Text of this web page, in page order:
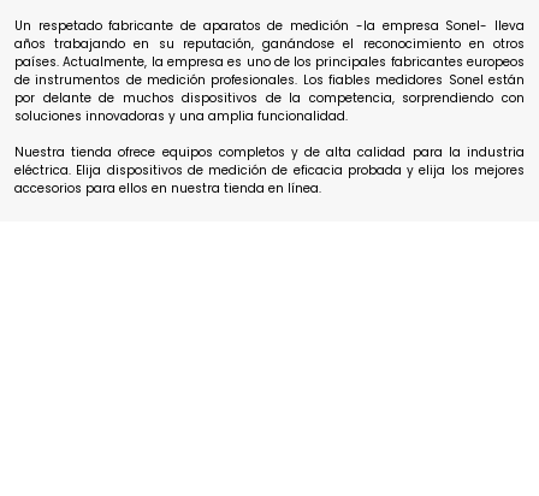
Un respetado fabricante de aparatos de medición -la empresa Sonel- lleva
años trabajando en su reputación, ganándose el reconocimiento en otros
países. Actualmente, la empresa es uno de los principales fabricantes europeos
de instrumentos de medición profesionales. Los fiables medidores Sonel están
por delante de muchos dispositivos de la competencia, sorprendiendo con
soluciones innovadoras y una amplia funcionalidad.
Nuestra tienda ofrece equipos completos y de alta calidad para la industria
eléctrica. Elija dispositivos de medición de eficacia probada y elija los mejores
accesorios para ellos en nuestra tienda en línea.